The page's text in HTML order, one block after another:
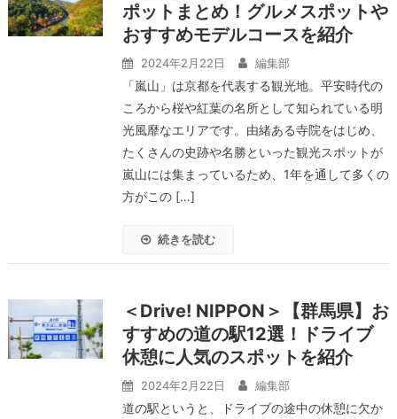
ポットまとめ！グルメスポットや
おすすめモデルコースを紹介
2024年2月22日 編集部
「嵐山」は京都を代表する観光地。平安時代の
ころから桜や紅葉の名所として知られている明
光風靡なエリアです。由緒ある寺院をはじめ、
たくさんの史跡や名勝といった観光スポットが
嵐山には集まっているため、1年を通して多くの
方がこの […]
続きを読む
＜Drive! NIPPON＞【群馬県】お
すすめの道の駅12選！ドライブ
休憩に人気のスポットを紹介
2024年2月22日 編集部
道の駅というと、ドライブの途中の休憩に欠か